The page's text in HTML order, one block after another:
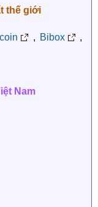
thế giới
, Bibox
,
Nam